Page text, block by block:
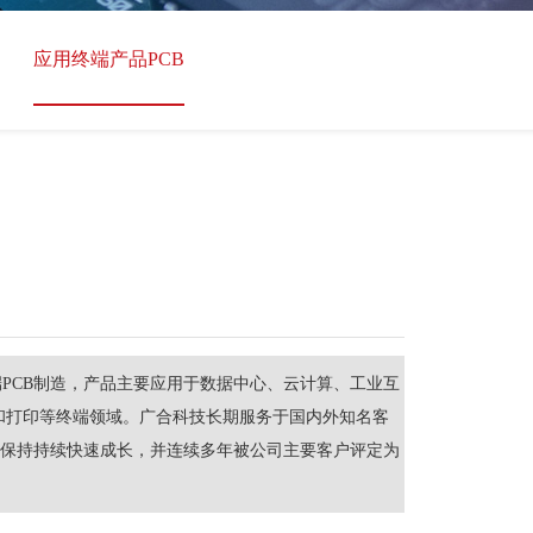
应用终端产品PCB
制造，产品主要应用于数据中心、云计算、工业互
印等终端领域。广合科技长期服务于国内外知名客
持持续快速成长，并连续多年被公司主要客户评定为